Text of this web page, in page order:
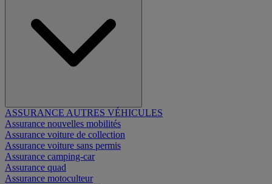
ASSURANCE AUTRES VÉHICULES
Assurance nouvelles mobilités
Assurance voiture de collection
Assurance voiture sans permis
Assurance camping-car
Assurance quad
Assurance motoculteur